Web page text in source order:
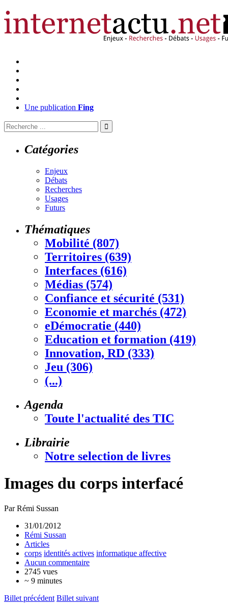
Une publication Fing
Catégories
Enjeux
Débats
Recherches
Usages
Futurs
Thématiques
Mobilité (807)
Territoires (639)
Interfaces (616)
Médias (574)
Confiance et sécurité (531)
Economie et marchés (472)
eDémocratie (440)
Education et formation (419)
Innovation, RD (333)
Jeu (306)
(...)
Agenda
Toute l'actualité des TIC
Librairie
Notre selection de livres
Images du corps interfacé
Par Rémi Sussan
31/01/2012
Rémi Sussan
Articles
corps identités actives informatique affective
Aucun commentaire
2745 vues
~ 9 minutes
Billet précédent Billet suivant